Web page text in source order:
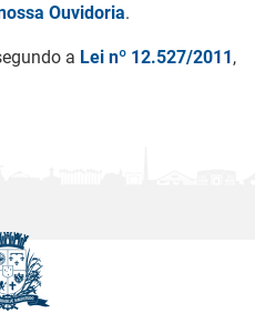
Ouvidoria.
a Lei nº 12.527/2011,